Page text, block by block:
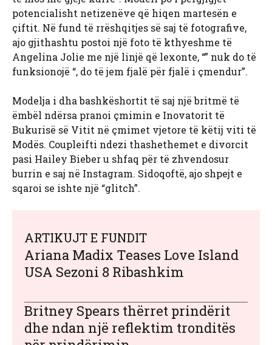
potencialisht netizenëve që hiqen martesën e
çiftit. Në fund të rrëshqitjes së saj të fotografive,
ajo gjithashtu postoi një foto të kthyeshme të
Angelina Jolie me një linjë që lexonte, “” nuk do të
funksionojë “, do të jem fjalë për fjalë i çmendur”.
Modelja i dha bashkëshortit të saj një britmë të
ëmbël ndërsa pranoi çmimin e Inovatorit të
Bukurisë së Vitit në çmimet vjetore të këtij viti të
Modës. Coupleifti ndezi thashethemet e divorcit
pasi Hailey Bieber u shfaq për të zhvendosur
burrin e saj në Instagram. Sidoqoftë, ajo shpejt e
sqaroi se ishte një “glitch”.
ARTIKUJT E FUNDIT
Ariana Madix Teases Love Island
USA Sezoni 8 Ribashkim
Britney Spears thërret prindërit
dhe ndan një reflektim tronditës